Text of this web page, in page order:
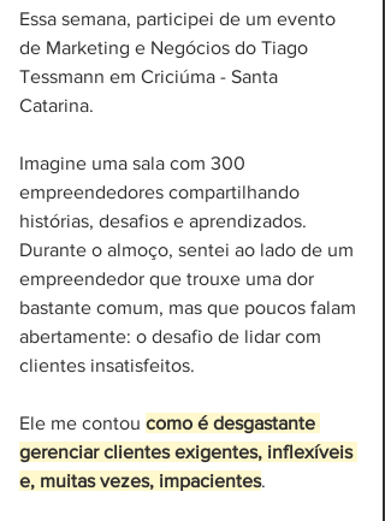
Essa semana, participei de um evento
de Marketing e Negócios do Tiago
Tessmann em Criciúma - Santa
Catarina.
Imagine uma sala com 300
empreendedores compartilhando
histórias, desafios e aprendizados.
Durante o almoço, sentei ao lado de um
empreendedor que trouxe uma dor
bastante comum, mas que poucos falam
abertamente: o desafio de lidar com
clientes insatisfeitos.
Ele me contou como é desgastante
gerenciar clientes exigentes, inflexíveis
e, muitas vezes, impacientes.